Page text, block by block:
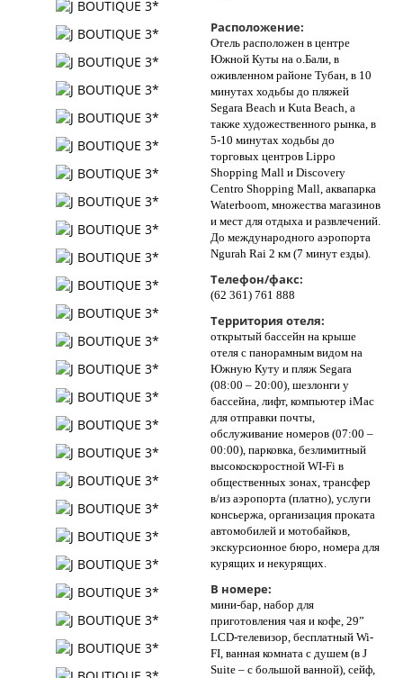
Расположение:
Отель расположен в центре
Южной Куты на о.Бали, в
оживленном районе Тубан, в 10
минутах ходьбы до пляжей
Segara Beach и Kuta Beach, а
также художественного рынка, в
5-10 минутах ходьбы до
торговых центров Lippo
Shopping Mall и Discovery
Centro Shopping Mall, аквапарка
Waterboom, множества магазинов
и мест для отдыха и развлечений.
До международного аэропорта
Ngurah Rai 2 км (7 минут езды).
Телефон/факс:
(62 361) 761 888
Территория отеля:
открытый бассейн на крыше
отеля с панорамным видом на
Южную Куту и пляж Segara
(08:00 – 20:00), шезлонги у
бассейна, лифт, компьютер iMac
для отправки почты,
обслуживание номеров (07:00 –
00:00), парковка, безлимитный
высокоскоростной WI-Fi в
общественных зонах, трансфер
в/из аэропорта (платно), услуги
консьержа, организация проката
автомобилей и мотобайков,
экскурсионное бюро, номера для
курящих и некурящих.
В номере:
мини-бар, набор для
приготовления чая и кофе, 29”
LCD-телевизор, бесплатный Wi-
FI, ванная комната с душем (в J
Suite – с большой ванной), сейф,